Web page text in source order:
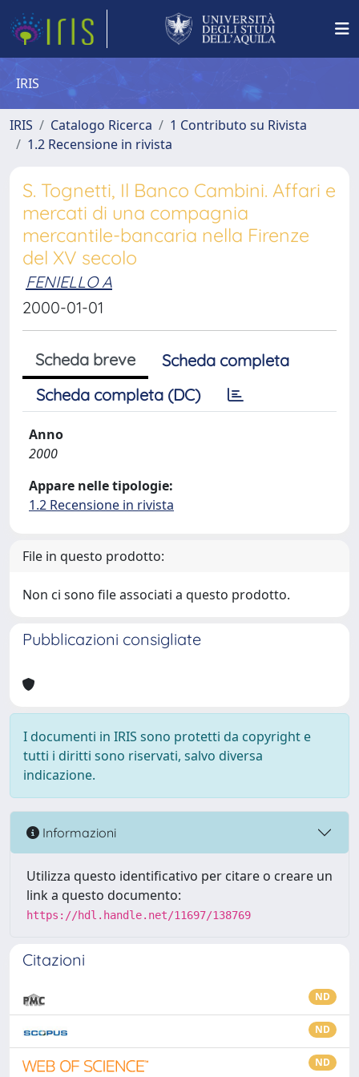
IRIS
IRIS Catalogo Ricerca
1 Contributo su Rivista
1.2 Recensione in rivista
S. Tognetti, Il Banco Cambini. Affari e
mercati di una compagnia
mercantile-bancaria nella Firenze
del XV secolo
FENIELLO A
2000-01-01
Scheda breve
Scheda completa
Scheda completa (DC)
Anno
2000
Appare nelle tipologie:
1.2 Recensione in rivista
File in questo prodotto:
Non ci sono file associati a questo prodotto.
Pubblicazioni consigliate
I documenti in IRIS sono protetti da copyright e
tutti i diritti sono riservati, salvo diversa
indicazione.
Informazioni
Utilizza questo identificativo per citare o creare un
link a questo documento:
https://hdl.handle.net/11697/138769
Citazioni
ND
ND
ND